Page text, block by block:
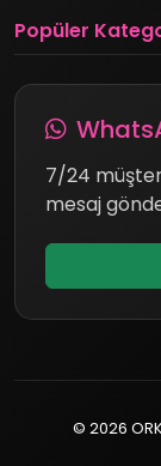
Popüler
7/24
mesaj
© 2026